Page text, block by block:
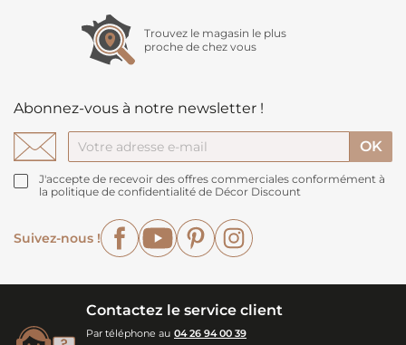
Trouvez le magasin le plus
proche de chez vous
Abonnez-vous à notre newsletter !
J'accepte de recevoir des offres commerciales conformément à
la politique de confidentialité de Décor Discount
Suivez-nous !
FacebookYouTubePinterest
Contactez le service client
Par téléphone au 04 26 94 00 39